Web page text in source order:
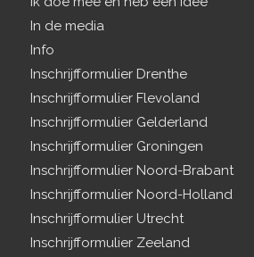
In de media
Info
Inschrijfformulier Drenthe
Inschrijfformulier Flevoland
Inschrijfformulier Gelderland
Inschrijfformulier Groningen
Inschrijfformulier Noord-Brabant
Inschrijfformulier Noord-Holland
Inschrijfformulier Utrecht
Inschrijfformulier Zeeland